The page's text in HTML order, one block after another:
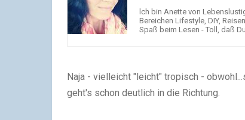
lch bin Anette von
Bereichen Lifestyle, DIY,
Spaß beim Lesen - Toll, daß
Naja - vielleicht "leicht" tropisch -
geht's schon deutlich in die Richtung.